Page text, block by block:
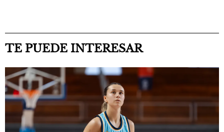
TE PUEDE INTERESAR